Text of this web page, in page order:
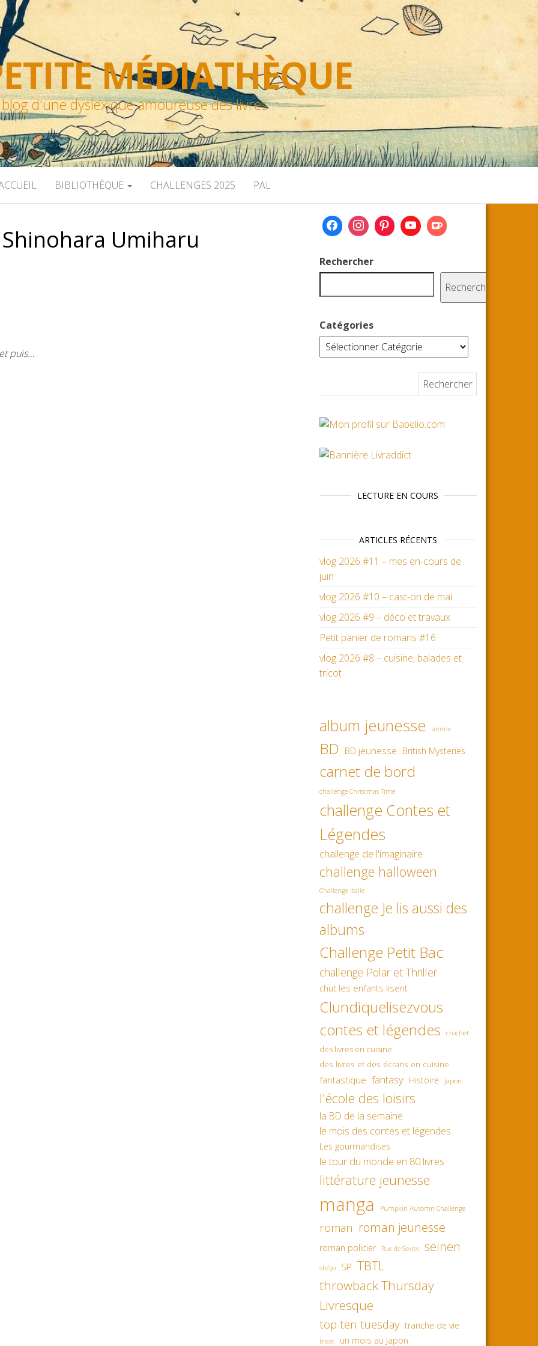
MÉDIATHÈQUE
blog d'une dyslexique amoureuse des livres
BIBLIOTHÈQUE CHALLENGES 2025 PAL
Shinohara Umiharu
puis…
Rechercher
Rechercher
Catégories
LECTURE EN COURS
ARTICLES RÉCENTS
vlog 2026 #11 – mes en-cours de
juin
vlog 2026 #10 – cast-on de mai
vlog 2026 #9 – déco et travaux
Petit panier de romans #16
vlog 2026 #8 – cuisine, balades et
tricot
album jeunesse anime
BD BD jeunesse British Mysteries
carnet de bord
challenge Christmas Time
challenge Contes et
Légendes
challenge de l'imaginaire
challenge halloween
Challenge Italie
challenge Je lis aussi des
albums
Challenge Petit Bac
challenge Polar et Thriller
chut les enfants lisent
Clundiquelisezvous
contes et légendes
crochet
des livres en cuisine
des livres et des écrans en cuisine
fantastique fantasy Histoire Japon
l'école des loisirs
la BD de la semaine
le mois des contes et légendes
Les gourmandises
le tour du monde en 80 livres
littérature jeunesse
manga Pumpkin Automn Challenge
roman roman jeunesse
roman policier Rue de Sevres seinen
shôjo SP TBTL
throwback Thursday
Livresque
top ten tuesday tranche de vie
tricot un mois au Japon